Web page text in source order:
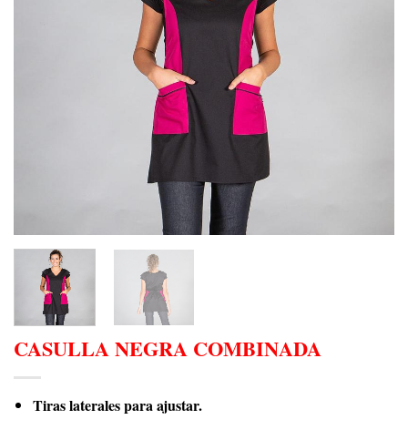
CASULLA NEGRA COMBINADA
Tiras laterales para ajustar.